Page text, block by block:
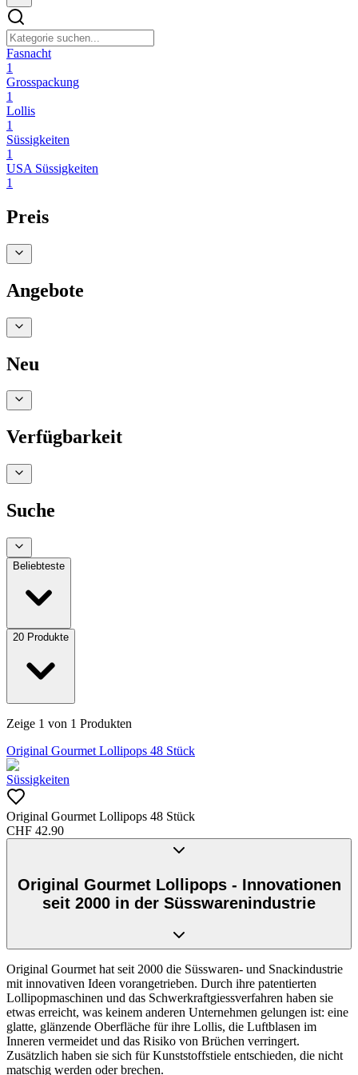
Fasnacht
1
Grosspackung
1
Lollis
1
Süssigkeiten
1
USA Süssigkeiten
1
Preis
Angebote
Neu
Verfügbarkeit
Suche
Beliebteste
20 Produkte
Zeige 1 von 1 Produkten
Original Gourmet Lollipops 48 Stück
Süssigkeiten
Original Gourmet Lollipops 48 Stück
CHF 42.90
Original Gourmet Lollipops - Innovationen
seit 2000 in der Süsswarenindustrie
Original Gourmet hat seit 2000 die Süsswaren- und Snackindustrie
mit innovativen Ideen vorangetrieben. Durch ihre patentierten
Lollipopmaschinen und das Schwerkraftgiessverfahren haben sie
etwas erreicht, was keinem anderen Unternehmen gelungen ist: eine
glatte, glänzende Oberfläche für ihre Lollis, die Luftblasen im
Inneren vermeidet und das Risiko von Brüchen verringert.
Zusätzlich haben sie sich für Kunststoffstiele entschieden, die nicht
matschig werden oder brechen.